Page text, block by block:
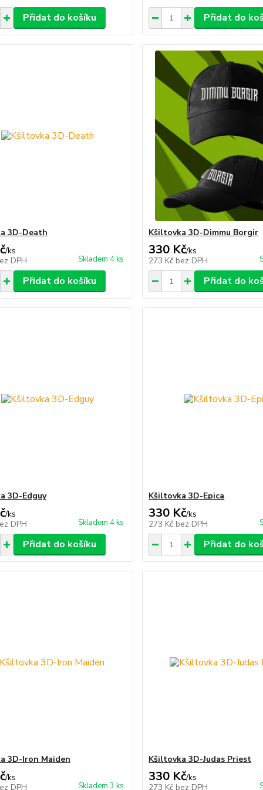
Přidat do košíku Přidat do
3D-Death
/ks
DPH
Skladem 4 ks
Přidat do košíku
Kšiltovka 3D-Dimmu Borgir
330 Kč/ks
273 Kč bez DPH
Přidat do
3D-Edguy
/ks
DPH
Skladem 4 ks
Přidat do košíku
Kšiltovka 3D-Epica
330 Kč/ks
273 Kč bez DPH
Přidat do
3D-Iron Maiden
/ks
DPH
Skladem 3 ks
Kšiltovka 3D-Judas Priest
330 Kč/ks
273 Kč bez DPH